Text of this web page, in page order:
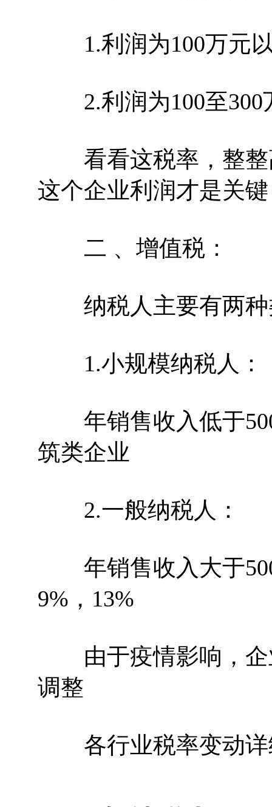
1.利润为100万元以
2.利润为100至300
看看这税率，整整
这个企业利润才是关
二 、增值税：
纳税人主要有两种
1.小规模纳税人：
年销售收入低于500
筑类企业
2.一般纳税人：
年销售收入大于500
9%，13%
由于疫情影响，企
调整
各行业税率变动详